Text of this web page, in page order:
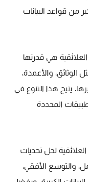
من قواعد البيانات
هي قدرتها
الوثائق، والأعمدة،
يتيح هذا التنوع في
المحددة
لحل تحديات
والتوسع الأفقي،